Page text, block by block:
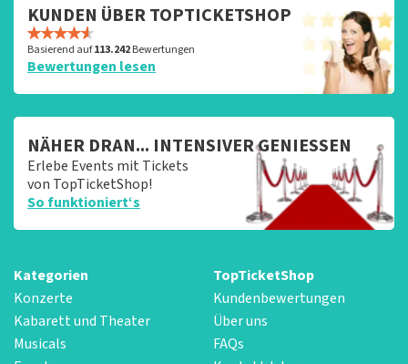
KUNDEN ÜBER TOPTICKETSHOP
Basierend auf113.242Bewertungen
Bewertungen lesen
NÄHER DRAN... INTENSIVER GENIESSEN
Erlebe Events mit Tickets
von TopTicketShop!
So funktioniert‘s
Kategorien
Konzerte
Kabarett und Theater
Musicals
TopTicketShop
Kundenbewertungen
Über uns
FAQs